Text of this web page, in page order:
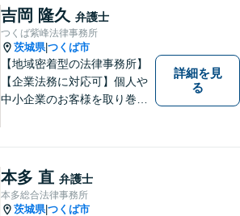
にお問合せください。
吉岡 隆久 弁護士
つくば紫峰法律事務所
茨城県|つくば市
【地域密着型の法律事務所】
【企業法務に対応可】個人や
中小企業のお客様を取り巻く
す。また、相続分野では相続
人38名の案件の対応経験がご
ざいます。ぜひ、お気軽にご
相談ください。
詳細を見
る
本多 直 弁護士
本多総合法律事務所
茨城県|つくば市